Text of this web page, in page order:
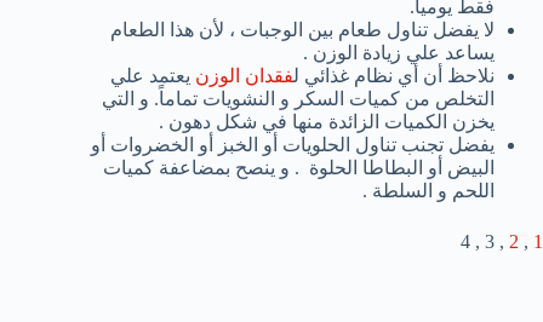
فقط يومياً.
لا يفضل تناول طعام بين الوجبات ، لأن هذا الطعام
يساعد علي زيادة الوزن .
نلاحظ أن أي نظام غذائي لفقدان الوزن يعتمد علي
التخلص من كميات السكر و النشويات تماماً. و التي
يخزن الكميات الزائدة منها في شكل دهون .
يفضل تجنب تناول الحلويات أو الخبز أو الخضروات أو
البيض أو البطاطا الحلوة . و ينصح بمضاعفة كميات
اللحم و السلطة .
1
,
2
, 3 , 4